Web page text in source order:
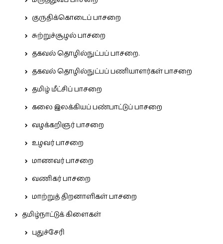
குருதிக்கொடைப் பாசறை
சுற்றுச்சூழல் பாசறை
தகவல் தொழில்நுட்பப் பாசறை.
தகவல் தொழில்நுட்பப் பணியாளர்கள் பாசறை
தமிழ் மீட்சிப் பாசறை
கலை இலக்கியப் பண்பாட்டுப் பாசறை
வழக்கறிஞர் பாசறை
உழவர் பாசறை
மாணவர் பாசறை
வணிகர் பாசறை
மாற்றுத் திறனாளிகள் பாசறை
தமிழ்நாட்டுக் கிளைகள்
புதுச்சேரி